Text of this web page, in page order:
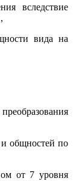
вследствие
вида на
общностей по
от 7 уровня